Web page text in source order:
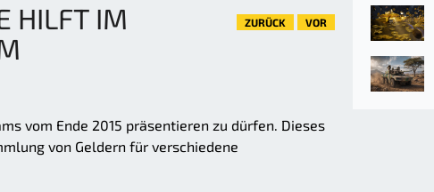
HILFT IM
ZURÜCK VOR
vom Ende 2015 präsentieren zu dürfen. Dieses
von Geldern für verschiedene